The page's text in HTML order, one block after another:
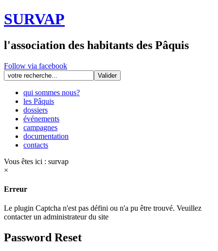
SURVAP
l'association des habitants des Pâquis
Follow via facebook
qui sommes nous?
les Pâquis
dossiers
événements
campagnes
documentation
contacts
Vous êtes ici : survap
×
Erreur
Le plugin Captcha n'est pas défini ou n'a pu être trouvé. Veuillez
contacter un administrateur du site
Password Reset